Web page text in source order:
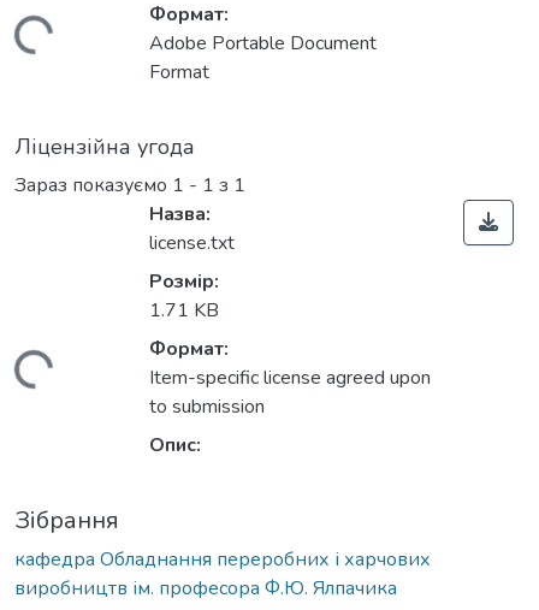
Вантажиться...
Формат:
Adobe Portable Document
Format
Ліцензійна угода
Зараз показуємо 1 - 1 з 1
Вантажиться...
Назва:
license.txt
Розмір:
1.71 KB
Формат:
Item-specific license agreed upon
to submission
Опис:
Зібрання
кафедра Обладнання переробних і харчових
виробництв ім. професора Ф.Ю. Ялпачика